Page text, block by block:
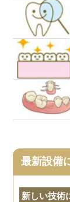
最新設備
新しい技術